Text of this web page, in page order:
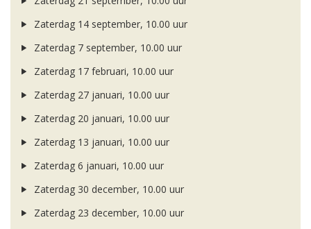
Zaterdag 14 september, 10.00 uur
Zaterdag 7 september, 10.00 uur
Zaterdag 17 februari, 10.00 uur
Zaterdag 27 januari, 10.00 uur
Zaterdag 20 januari, 10.00 uur
Zaterdag 13 januari, 10.00 uur
Zaterdag 6 januari, 10.00 uur
Zaterdag 30 december, 10.00 uur
Zaterdag 23 december, 10.00 uur